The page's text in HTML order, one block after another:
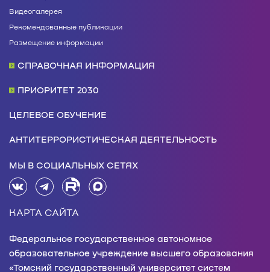
Видеогалерея
Рекомендованные публикации
Размещение информации
СПРАВОЧНАЯ ИНФОРМАЦИЯ
ПРИОРИТЕТ 2030
ЦЕЛЕВОЕ ОБУЧЕНИЕ
АНТИТЕРРОРИСТИЧЕСКАЯ ДЕЯТЕЛЬНОСТЬ
МЫ В СОЦИАЛЬНЫХ СЕТЯХ
КАРТА САЙТА
Федеральное государственное автономное
образовательное учреждение высшего образования
«Томский государственный университет систем